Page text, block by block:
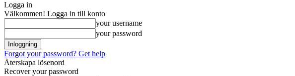
Logga in
Välkommen! Logga in till konto
your username
your password
Forgot your password? Get help
Återskapa lösenord
Recover your password